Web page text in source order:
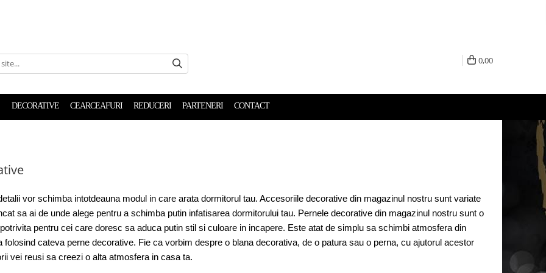
0,00
DECORATIVE CEARCEAFURI REDUCERI PARTENERI CONTACT
vor schimba intotdeauna modul in care arata dormitorul tau. Accesoriile decorative din magazinul nostru sunt variate
sa ai de unde alege pentru a schimba putin infatisarea dormitorului tau. Pernele decorative din magazinul nostru sunt o
pentru cei care doresc sa aduca putin stil si culoare in incapere. Este atat de simplu sa schimbi atmosfera din
folosind cateva perne decorative. Fie ca vorbim despre o blana decorativa, de o patura sau o perna, cu ajutorul acestor
vei reusi sa creezi o alta atmosfera in casa ta.